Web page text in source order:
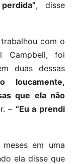
, disse
com o
Campbell, foi
duas dessas
loucamente,
que ela não
– “Eu a prendi
em uma
ela disse que